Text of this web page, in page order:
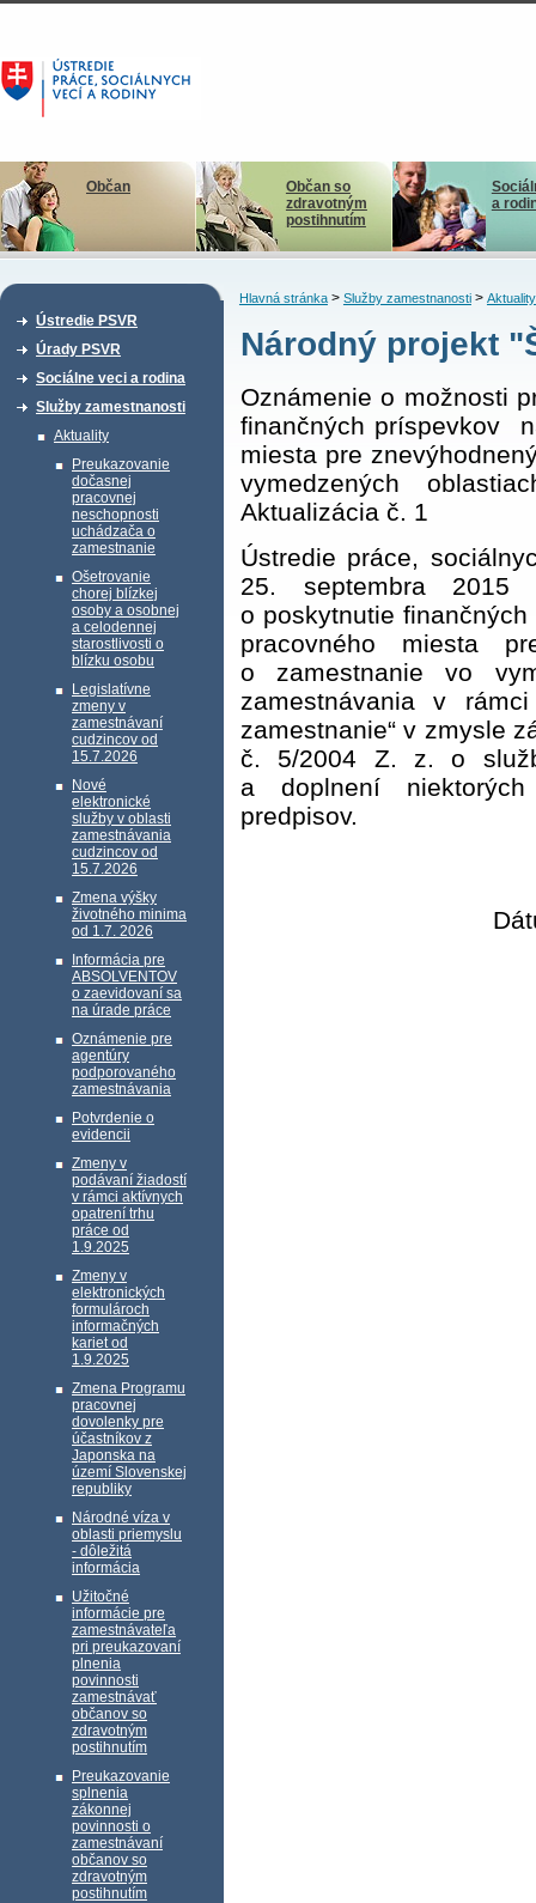
Občan
Občan so
zdravotným
postihnutím
a
Ústredie PSVR
Úrady PSVR
Sociálne veci a rodina
Služby zamestnanosti
Aktuality
Preukazovanie
dočasnej
pracovnej
neschopnosti
uchádzača o
zamestnanie
Ošetrovanie
chorej blízkej
osoby a osobnej
a celodennej
starostlivosti o
blízku osobu
Legislatívne
zmeny v
zamestnávaní
cudzincov od
15.7.2026
Nové
elektronické
služby v oblasti
zamestnávania
cudzincov od
15.7.2026
Zmena výšky
životného minima
od 1.7. 2026
Informácia pre
ABSOLVENTOV
o zaevidovaní sa
na úrade práce
Oznámenie pre
agentúry
podporovaného
zamestnávania
Potvrdenie o
evidencii
Zmeny v
podávaní žiadostí
v rámci aktívnych
opatrení trhu
práce od
1.9.2025
Zmeny v
elektronických
formulároch
informačných
kariet od
1.9.2025
Zmena Programu
pracovnej
dovolenky pre
účastníkov z
Japonska na
území Slovenskej
republiky
Národné víza v
oblasti priemyslu
- dôležitá
informácia
Užitočné
informácie pre
zamestnávateľa
pri preukazovaní
plnenia
povinnosti
zamestnávať
občanov so
zdravotným
postihnutím
Preukazovanie
splnenia
zákonnej
povinnosti o
zamestnávaní
občanov so
zdravotným
postihnutím
Hlavná stránka> Služby zamestnanosti> Aktuality
Národný projekt
Oznámenie o možnosti
finančných príspevkov
miesta pre
vymedzených
Aktualizácia č. 1
Ústredie práce,
25. septembra 2015
o poskytnutie
pracovného miesta
o zamestnanie vo
zamestnávania v
zamestnanie“ v zmysle
č. 5/2004 Z. z. o
a doplnení
predpisov.